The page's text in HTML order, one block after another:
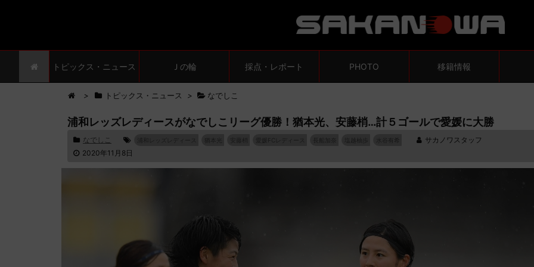
トピックス・ニュース Ｊの輪 採点・レポート PHOTO 移籍情報
> トピックス・ニュース > なでしこ
浦和レッズレディースがなでしこリーグ優勝！猶本光、安藤梢…計５ゴールで愛媛に大勝
なでしこ 愛媛FCレディース 水谷有希
サカノワスタッフ
2020年11月8日